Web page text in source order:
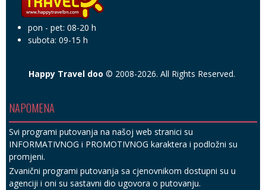
pon - pet: 08-20 h
subota: 09-15 h
Happy Travel doo © 2008-2026. All Rights Reserved.
NAPOMENA
Svi programi putovanja na našoj web stranici su
INFORMATIVNOG i PROMOTIVNOG karaktera i podložni su
promjeni.
Zvanični programi putovanja sa cjenovnikom dostupni su u
agenciji i oni su sastavni dio ugovora o putovanju.